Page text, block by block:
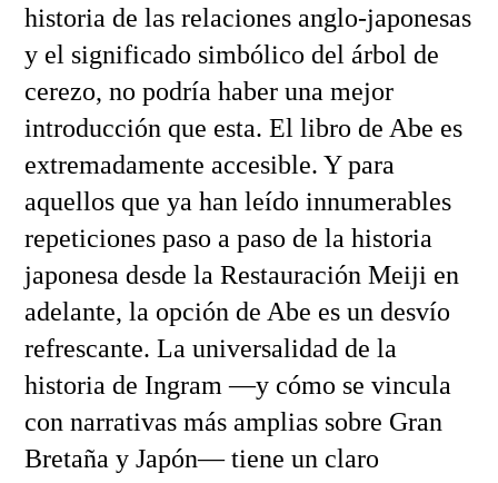
historia de las relaciones anglo-japonesas
y el significado simbólico del árbol de
cerezo, no podría haber una mejor
introducción que esta. El libro de Abe es
extremadamente accesible. Y para
aquellos que ya han leído innumerables
repeticiones paso a paso de la historia
japonesa desde la Restauración Meiji en
adelante, la opción de Abe es un desvío
refrescante. La universalidad de la
historia de Ingram —y cómo se vincula
con narrativas más amplias sobre Gran
Bretaña y Japón— tiene un claro